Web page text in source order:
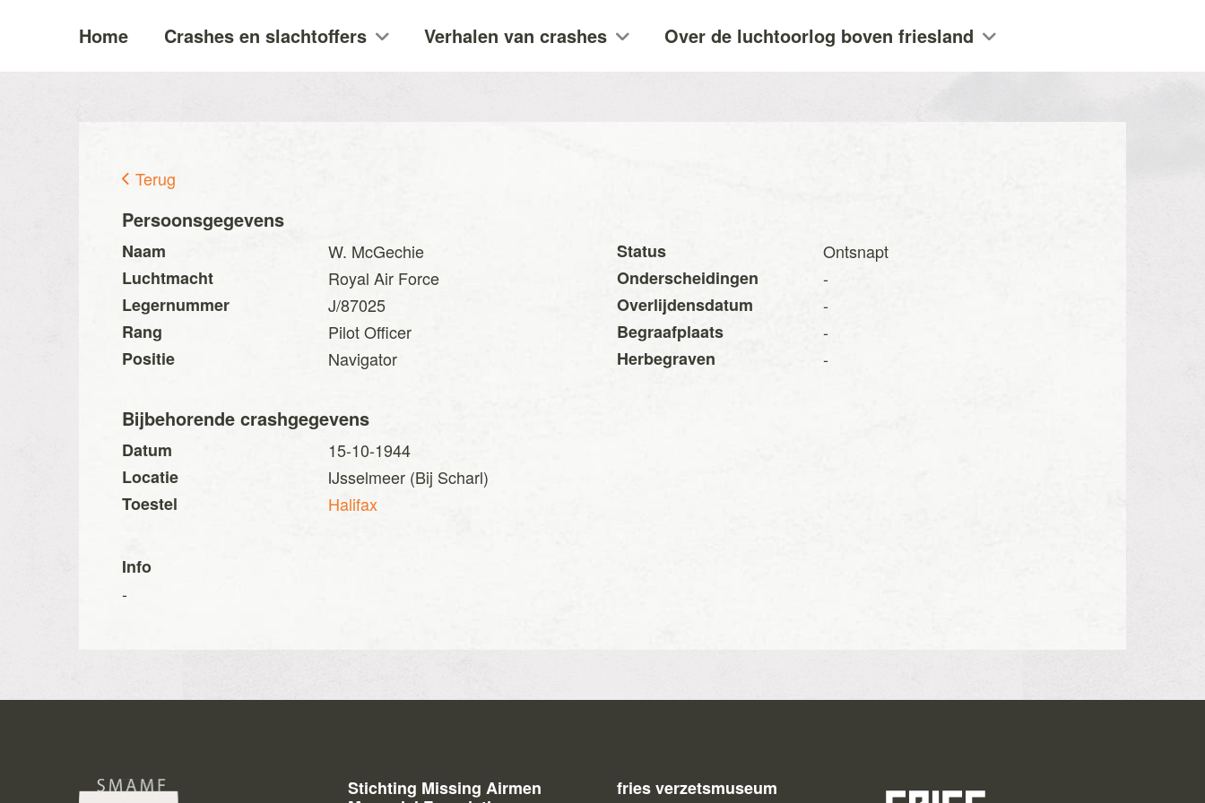
Home Crashes en slachtoffers Verhalen van crashes Over de luchtoorlog boven friesland
Terug
Persoonsgegevens
Naam
W. McGechie
Luchtmacht
Royal Air Force
Legernummer
J/87025
Rang
Pilot Officer
Positie
Navigator
Status
Ontsnapt
Onderscheidingen
-
Overlijdensdatum
-
Begraafplaats
-
Herbegraven
-
Bijbehorende crashgegevens
Datum
15-10-1944
Locatie
IJsselmeer (Bij Scharl)
Toestel
Halifax
Info
-
Stichting Missing Airmen
fries verzetsmuseum